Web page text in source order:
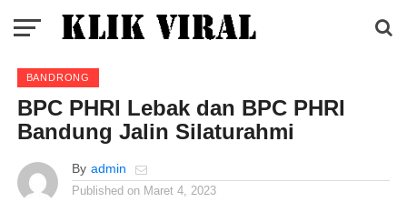
BANDRONG
BPC PHRI Lebak dan BPC PHRI
Bandung Jalin Silaturahmi
By admin
Published on Maret 4, 2023